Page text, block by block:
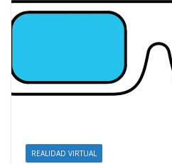
REALIDAD VIRTUAL